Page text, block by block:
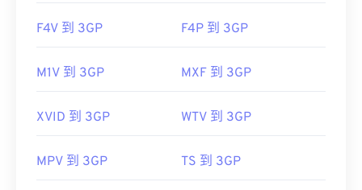
F4V 到 3GP F4P 到 3GP
M1V 到 3GP MXF 到 3GP
XVID 到 3GP WTV 到 3GP
MPV 到 3GP TS 到 3GP